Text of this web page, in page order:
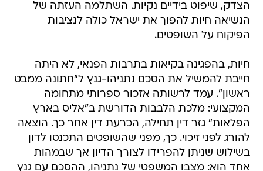
הצדק, שיפוט בידיים נקיות. השתלמה העזתה של
הנשיאה חיות להפוך את ישראל כולה לנציבות
הפיקוח על השופטים.
חיות, בהפגינה בקיאות בתרבות הפנאי, לא היתה
חייבת להמשיל את הסכם נתניהו-גנץ ל"חתונה ממבט
ראשון". עמד לרשותה אזכור ספרותי מתחומה
המקצועי: מלכת הלבבות הדורשת ב"אליס בארץ
הפלאות" גזר דין תחילה, הכרעת דין אחר כך. הוצאה
להורג לפני זיכוי. כך, מפני שהשופטים התכנסו לדון
בשילוש שניתן להפרידו לצורך הדיון אך שבמהות
אחד הוא: מצבו המשפטי של נתניהו, ההסכם עם גנץ